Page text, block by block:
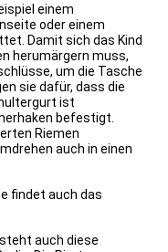
einem
oder einem
Damit sich das Kind
herumärgern muss,
um die Tasche
sie dafür, dass die
ist
befestigt.
Riemen
auch in einen
findet auch das
auch diese